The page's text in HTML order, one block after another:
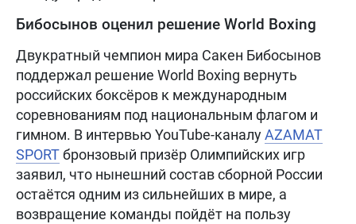
Бибосынов оценил решение World Boxing
Двукратный чемпион мира Сакен Бибосынов
поддержал решение World Boxing вернуть
российских боксёров к международным
соревнованиям под национальным флагом и
гимном. В интервью YouTube-каналуAZAMAT
SPORTбронзовый призёр Олимпийских игр
заявил, что нынешний состав сборной России
остаётся одним из сильнейших в мире, а
возвращение команды пойдёт на пользу